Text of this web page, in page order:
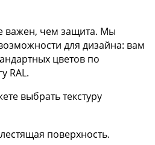
важен, чем защита. Мы
для дизайна: вам
цветов по
RAL.
выбрать текстуру
поверхность.